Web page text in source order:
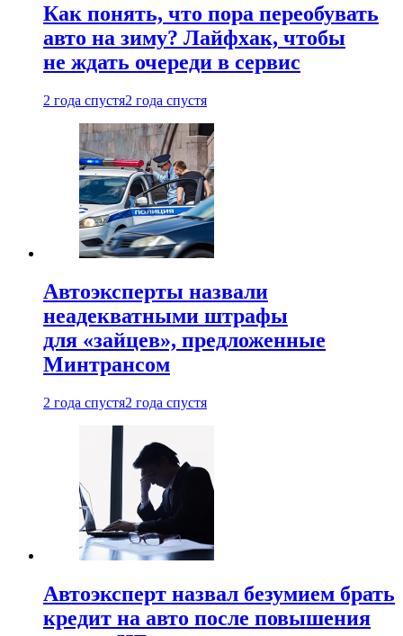
Как понять, что пора переобувать
авто на зиму? Лайфхак, чтобы
не ждать очереди в сервис
2 года спустя2 года спустя
Автоэксперты назвали
неадекватными штрафы
для «зайцев», предложенные
Минтрансом
2 года спустя2 года спустя
Автоэксперт назвал безумием брать
кредит на авто после повышения